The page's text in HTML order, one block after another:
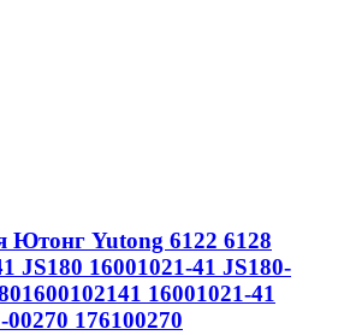
Ютонг Yutong 6122 6128
JS180 16001021-41 JS180-
16001021-41
00270 176100270